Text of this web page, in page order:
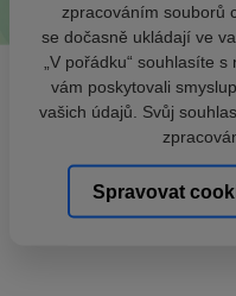
zpracováním souborů
se dočasně ukládají ve
„V pořádku“ souhlasíte
vám poskytovali
vašich údajů. Svůj
Spravovat